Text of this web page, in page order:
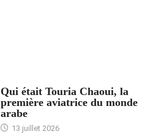
Qui était Touria Chaoui, la
première aviatrice du monde
arabe
13 juillet 2026